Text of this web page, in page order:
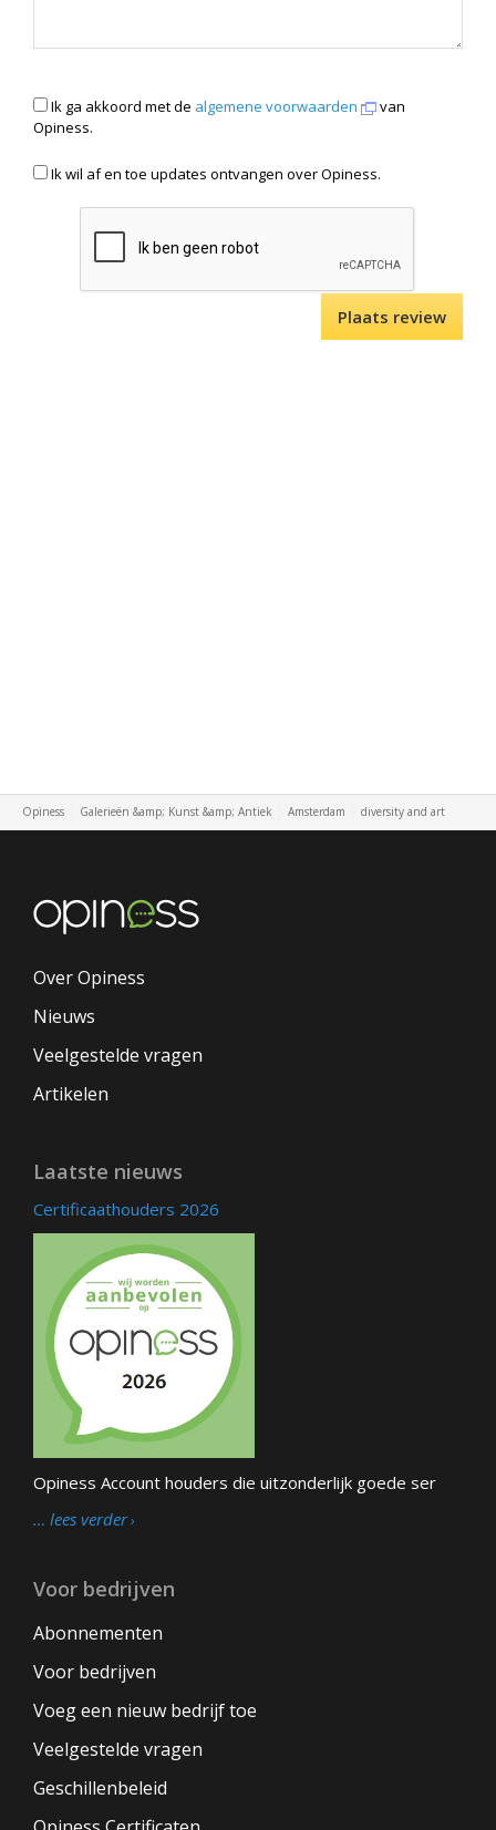
Ik ga akkoord met de algemene voorwaarden
van
Opiness.
Ik wil af en toe updates ontvangen over Opiness.
Opiness Galerieën &amp; Kunst &amp; Antiek Amsterdam diversity and art
Over Opiness
Nieuws
Veelgestelde vragen
Artikelen
Laatste nieuws
Certificaathouders 2026
Opiness Account houders die uitzonderlijk goede ser
… lees verder
Voor bedrijven
Abonnementen
Voor bedrijven
Voeg een nieuw bedrijf toe
Veelgestelde vragen
Geschillenbeleid